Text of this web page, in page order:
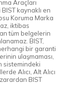
Araçları
kaynaklı en
Koruma Marka
iktibas
tüm belgelerin
BIST,
bir garanti
ulaşmaması,
sistemindeki
Alıcı, Alt Alıcı
BIST